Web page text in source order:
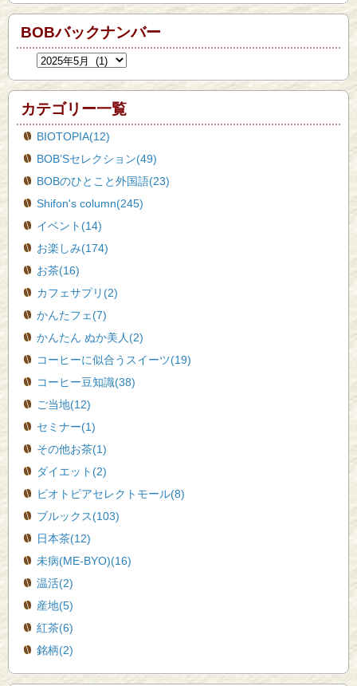
BOBバックナンバー
カテゴリー一覧
BIOTOPIA(12)
BOB’Sセレクション(49)
BOBのひとこと外国語(23)
Shifon's column(245)
イベント(14)
お楽しみ(174)
お茶(16)
カフェサプリ(2)
かんたフェ(7)
かんたん ぬか美人(2)
コーヒーに似合うスイーツ(19)
コーヒー豆知識(38)
ご当地(12)
セミナー(1)
その他お茶(1)
ダイエット(2)
ビオトピアセレクトモール(8)
ブルックス(103)
日本茶(12)
未病(ME-BYO)(16)
温活(2)
産地(5)
紅茶(6)
銘柄(2)